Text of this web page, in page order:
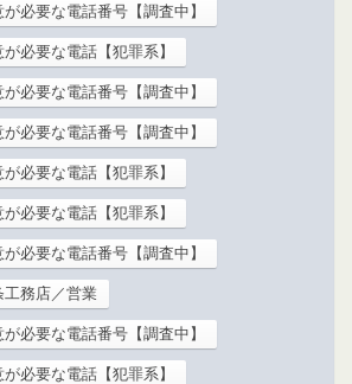
必要な電話番号【調査中】
必要な電話【犯罪系】
必要な電話番号【調査中】
必要な電話番号【調査中】
必要な電話【犯罪系】
必要な電話【犯罪系】
必要な電話番号【調査中】
工務店／営業
必要な電話番号【調査中】
必要な電話【犯罪系】